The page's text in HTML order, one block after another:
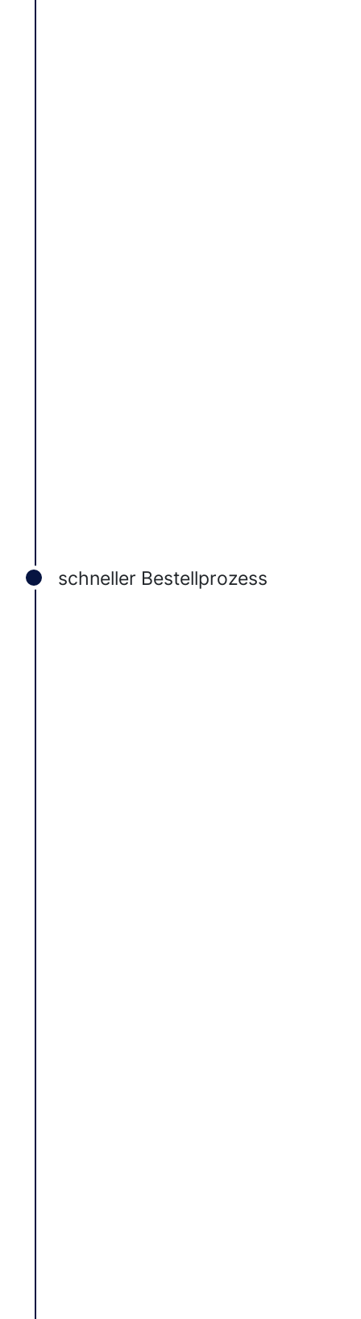
schneller Bestellprozess